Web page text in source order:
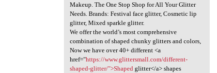
Makeup. The One Stop Shop for All Your Glitter
Needs. Brands: Festival face glitter, Cosmetic lip
glitter, Mixed sparkle glitter.
We offer the world’s most comprehensive
combination of shaped chunky glitters and colors,
Now we have over 40+ different <a
href="https://www.glittersmall.com/different-
shaped-glitter/">Shaped glitter</a> shapes